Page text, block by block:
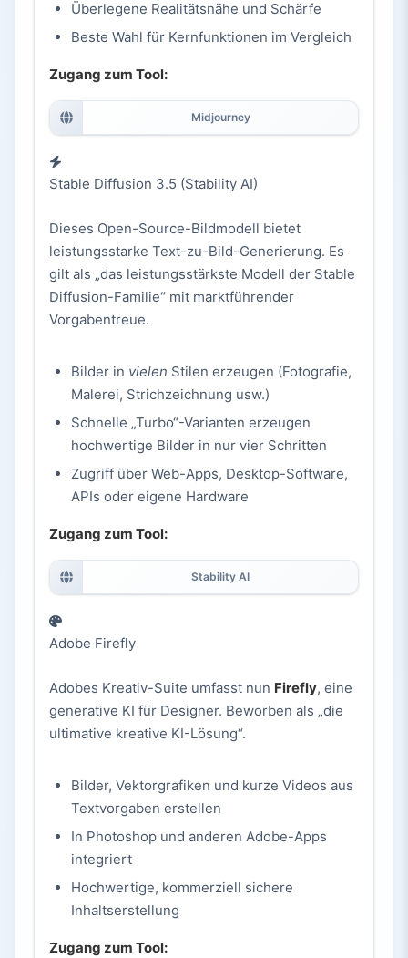
Überlegene Realitätsnähe und Schärfe
Beste Wahl für Kernfunktionen im Vergleich
Zugang zum Tool:
Midjourney
Stable Diffusion 3.5 (Stability AI)
Dieses Open-Source-Bildmodell bietet
leistungsstarke Text-zu-Bild-Generierung. Es
gilt als „das leistungsstärkste Modell der Stable
Diffusion-Familie“ mit marktführender
Vorgabentreue.
Bilder in vielen Stilen erzeugen (Fotografie,
Malerei, Strichzeichnung usw.)
Schnelle „Turbo“-Varianten erzeugen
hochwertige Bilder in nur vier Schritten
Zugriff über Web-Apps, Desktop-Software,
APIs oder eigene Hardware
Zugang zum Tool:
Stability AI
Adobe Firefly
Adobes Kreativ-Suite umfasst nun Firefly, eine
generative KI für Designer. Beworben als „die
ultimative kreative KI-Lösung“.
Bilder, Vektorgrafiken und kurze Videos aus
Textvorgaben erstellen
In Photoshop und anderen Adobe-Apps
integriert
Hochwertige, kommerziell sichere
Inhaltserstellung
Zugang zum Tool: